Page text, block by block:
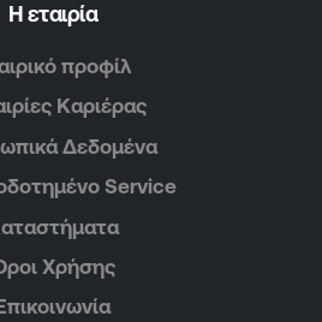
Η εταιρία
προφίλ
Καριέρας
Δεδομένα
Service
Χρήσης